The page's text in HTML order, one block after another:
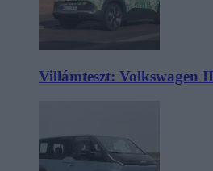
Villámteszt: Volkswagen